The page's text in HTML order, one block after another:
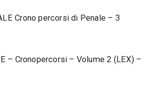
Crono percorsi di Penale – 3
– Cronopercorsi – Volume 2 (LEX) –